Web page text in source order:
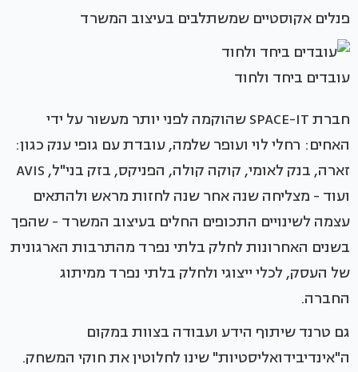
פנלים אקוסטיים שמשתלבים בעיצוב המשרד
עובדים ביחד ולחוד
חברת SPACE-IT שהוקמה לפני יותר מעשור על ידי
האחים: רחלי לוי ועופר שלמה, עובדת עם גופי ענק כגון:
זארה, בנק לאומי, קוקה קולה, הפניקס, בזק בני"ל, AVIS
ועוד - מצליחה שנה אחר שנה לחזות מראש ולהתאים
עצמה לשינויים התכופים החלים בעיצוב המשרד - שהפך
בשנים האחרונות לחלק בלתי נפרד מהתרבות הארגונית
של העסק, לכלי ייצוגי ולחלק בלתי נפרד ממיתוג
החברה.
גם טרנד שיתוף הידע ועבודה בצוות במקום
ה"אינדיבידואליסטיות" שינו לחלוטין את חוקי המשחק.